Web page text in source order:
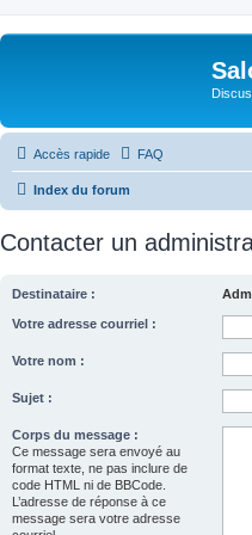
Accès rapide FAQ
Index du forum
Contacter un
Destinataire :
Votre adresse courriel :
Votre nom :
Sujet :
Corps du message :
Ce message sera envoyé au
format texte, ne pas inclure de
code HTML ni de BBCode.
L’adresse de réponse à ce
message sera votre adresse